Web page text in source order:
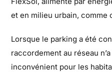
et en milieu urbain, comme
Lorsque le parking a été
raccordement au réseau
inconvénient pour les